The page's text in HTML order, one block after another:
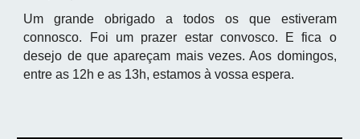
Um grande obrigado a todos os que estiveram
connosco. Foi um prazer estar convosco. E fica o
desejo de que apareçam mais vezes. Aos domingos,
entre as 12h e as 13h, estamos à vossa espera.